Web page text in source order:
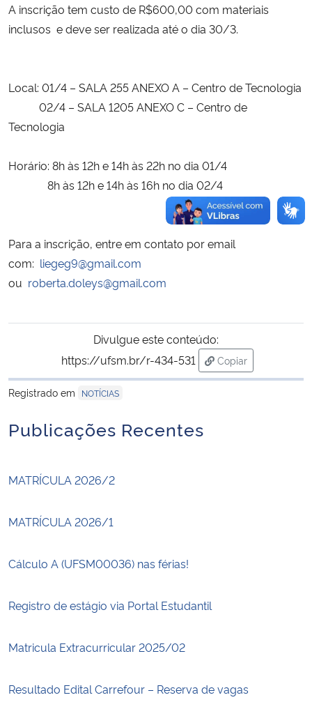
A inscrição tem custo de R$600,00 com materiais
inclusos e deve ser realizada até o dia 30/3.
Local: 01/4 – SALA 255 ANEXO A – Centro de Tecnologia
02/4 – SALA 1205 ANEXO C – Centro de
Tecnologia
Horário: 8h às 12h e 14h às 22h no dia 01/4
8h às 12h e 14h às 16h no dia 02/4
Para a inscrição, entre em contato por email
com: liegeg9@gmail.com
ou roberta.doleys@gmail.com
Divulgue este conteúdo:
https://ufsm.br/r-434-531
Copiar
para área de
Registrado em
NOTÍCIAS
Publicações Recentes
MATRÍCULA 2026/2
MATRÍCULA 2026/1
Cálculo A (UFSM00036) nas férias!
Registro de estágio via Portal Estudantil
Matricula Extracurricular 2025/02
Resultado Edital Carrefour – Reserva de vagas